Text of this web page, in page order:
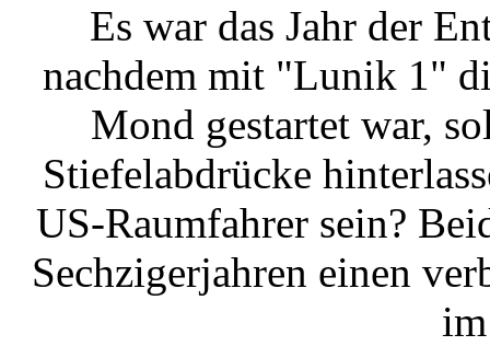
Es war das Jahr der
nachdem mit "Lunik 1"
Mond gestartet war,
Stiefelabdrücke
US-Raumfahrer sein?
Sechzigerjahren einen